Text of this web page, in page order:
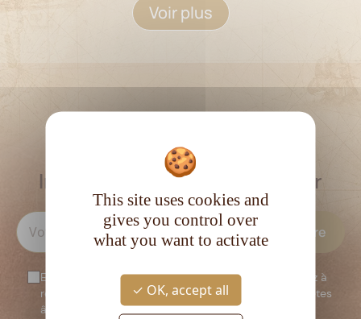
Voir plus
RESTEZ INFORMÉ
Inscrivez-vous à la newsletter
En vous inscrivant à notre newsletter, vous consentez à
recevoir notre newsletter. Vous confirmez que vous êtes
âgé d’au moins 18 ans.
This site uses cookies and
gives you control over
what you want to activate
OK, accept all